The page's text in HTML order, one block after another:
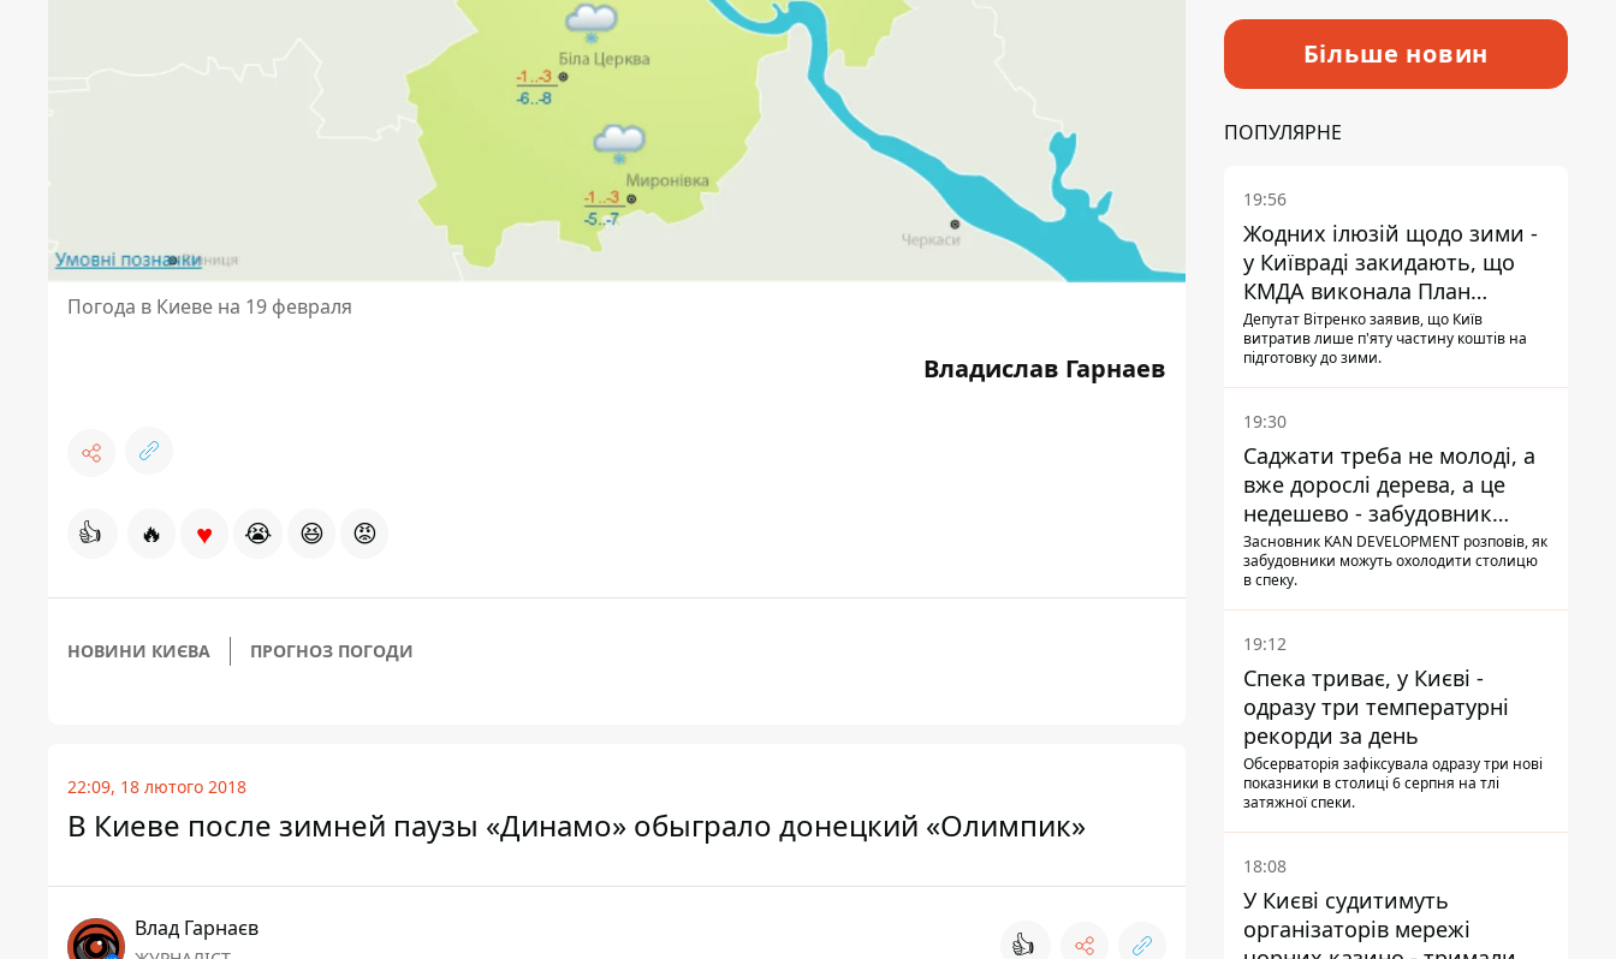
Погода в Киеве на 19 февраля
Владислав Гарнаев
👍 🔥 ♥ 😭 😆 😡
НОВИНИ КИЄВА ПРОГНОЗ ПОГОДИ
22:09, 18 лютого 2018
В Киеве после зимней паузы «Динамо» обыграло донецкий «Олимпик»
Влад Гарнаєв
👍
Більше новин
ПОПУЛЯРНЕ
19:56
Жодних ілюзій щодо зими -
у Київраді закидають, що
КМДА виконала План
стійкості на 20%
Депутат Вітренко заявив, що Київ
витратив лише п'яту частину коштів на
підготовку до зими.
19:30
Саджати треба не молоді, а
вже дорослі дерева, а це
недешево - забудовник
Ніконов
Засновник KAN DEVELOPMENT розповів, як
забудовники можуть охолодити столицю
в спеку.
19:12
Спека триває, у Києві -
одразу три температурні
рекорди за день
Обсерваторія зафіксувала одразу три нові
показники в столиці 6 серпня на тлі
затяжної спеки.
18:08
У Києві судитимуть
організаторів мережі